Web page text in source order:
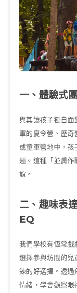
一、體驗式
與其讓孩子獨自
軍的夏令營、歷
或童軍營地中，
題。這種「並肩作
誼。
二、趣味表
EQ
我們學校有恆常
選擇參與坊間的
鍊的好選擇。透過
情緒，學會觀察